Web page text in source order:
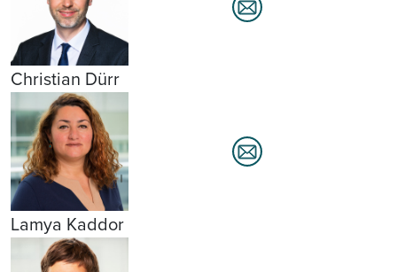
Christian Dürr
Lamya Kaddor